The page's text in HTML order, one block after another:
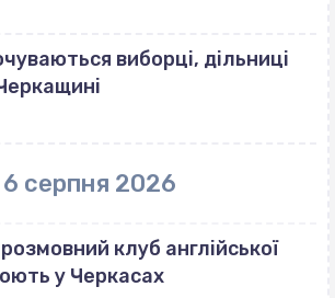
виборці, дільниці
6 серпня 2026
клуб англійської
у Черкасах